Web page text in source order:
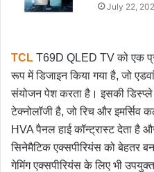
July 22,
TCL T69D QLED TV को एक
रूप में डिजाइन किया गया है, जो
संयोजन पेश करता है। इसकी
टेक्नोलॉजी है, जो रिच और इमर्सिव
HVA पैनल हाई कॉन्ट्रास्ट देता
सिनेमैटिक एक्सपीरियंस को बेहतर
गेमिंग एक्सपीरियंस के लिए भी